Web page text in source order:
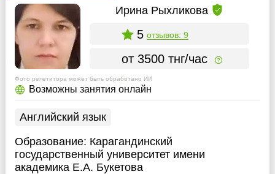
Ирина Рыхликова
5 отзывов: 9
от 3500 тнг/час
Фото репетитора может быть обработано ИИ
Возможны занятия онлайн
Английский язык
Образование: Карагандинский
государственный университет имени
академика Е.А. Букетова